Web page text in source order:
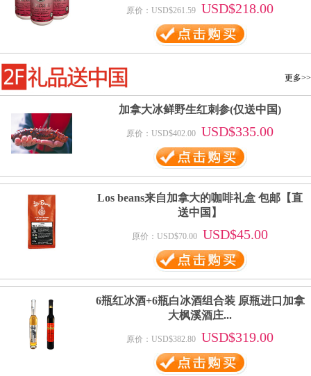
原价：USD$261.59 USD$218.00
更多>>
加拿大冰鲜野生红刺参(仅送中国)
原价：USD$402.00 USD$335.00
Los beans来自加拿大的咖啡礼盒 包邮【直
送中国】
原价：USD$70.00 USD$45.00
6瓶红冰酒+6瓶白冰酒组合装 原瓶进口加拿
大枫溪酒庄...
原价：USD$382.80 USD$319.00